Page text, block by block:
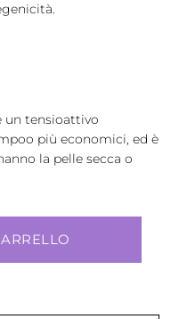
un tensioattivo
più economici, ed è
la pelle secca o